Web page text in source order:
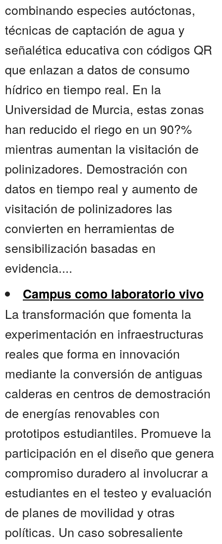
combinando especies autóctonas,
técnicas de captación de agua y
señalética educativa con códigos QR
que enlazan a datos de consumo
hídrico en tiempo real. En la
Universidad de Murcia, estas zonas
han reducido el riego en un 90?%
mientras aumentan la visitación de
polinizadores. Demostración con
datos en tiempo real y aumento de
visitación de polinizadores las
convierten en herramientas de
sensibilización basadas en
evidencia....
Campus como laboratorio vivo
La transformación que fomenta la
experimentación en infraestructuras
reales que forma en innovación
mediante la conversión de antiguas
calderas en centros de demostración
de energías renovables con
prototipos estudiantiles. Promueve la
participación en el diseño que genera
compromiso duradero al involucrar a
estudiantes en el testeo y evaluación
de planes de movilidad y otras
políticas. Un caso sobresaliente